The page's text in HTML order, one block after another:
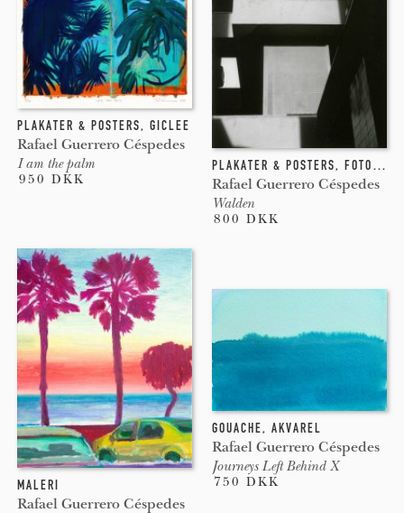
PLAKATER & POSTERS, GICLEE
Rafael Guerrero Céspedes
I am the palm
950 DKK
PLAKATER & POSTERS, FOTOGRAFI
Rafael Guerrero Céspedes
Walden
800 DKK
MALERI
Rafael Guerrero Céspedes
GOUACHE, AKVAREL
Rafael Guerrero Céspedes
Journeys Left Behind X
750 DKK